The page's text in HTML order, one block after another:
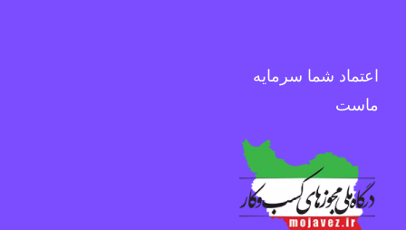
اعتماد شما سرمایه
ماست